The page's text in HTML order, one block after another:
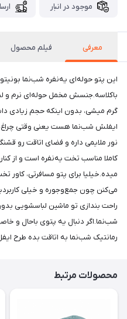
موجود در انبار
معرفی فیلم محصول
این پتو حوله‌ای یه‌نفره شب‌نما
باکلاسه.جنسش مخمل حوله‌ای نرم
گرم میشی، بدون اینکه حجم زیادی
ایفلش شب‌نما هست یعنی وقتی
کاملا مناسب تخت یه‌نفره است و از
میده.خیلیا برای پتو مسافرتی، کاور
می‌کنن چون جمع‌وجوره و خیلی
راحت بندازی تو ماشین لباسشویی
شب‌نما.اگر دنبال یه پتوی باحال
رمانتیک شب‌نما به اتاقت بده طرح
محصولات مرتبط